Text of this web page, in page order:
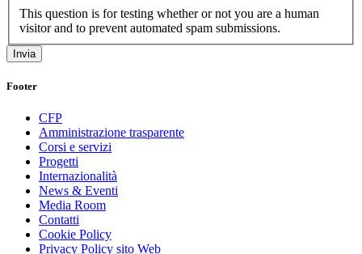
This question is for testing whether or not you are a human
visitor and to prevent automated spam submissions.
Footer
CFP
Amministrazione trasparente
Corsi e servizi
Progetti
Internazionalità
News & Eventi
Media Room
Contatti
Cookie Policy
Privacy Policy sito Web